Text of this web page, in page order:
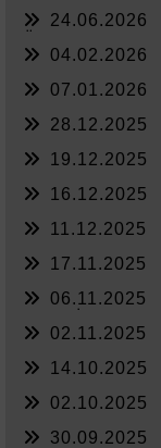
24.06.2026
04.02.2026
07.01.2026
28.12.2025
19.12.2025
16.12.2025
11.12.2025
17.11.2025
06.11.2025
02.11.2025
14.10.2025
02.10.2025
30.09.2025